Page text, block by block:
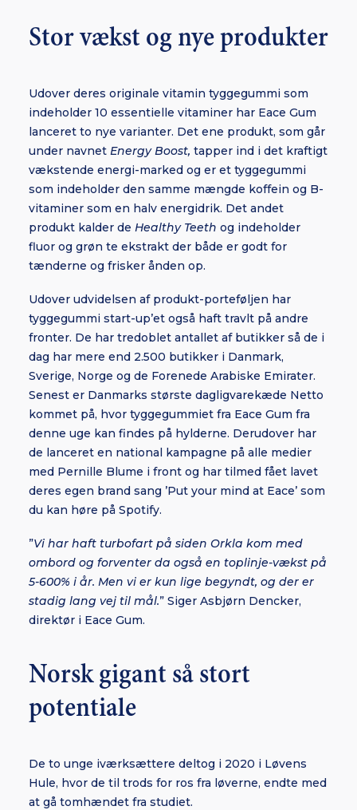
Stor vækst og nye produkter
Udover deres originale vitamin tyggegummi som
indeholder 10 essentielle vitaminer har Eace Gum
lanceret to nye varianter. Det ene produkt, som går
under navnet Energy Boost, tapper ind i det kraftigt
vækstende energi-marked og er et tyggegummi
som indeholder den samme mængde koffein og B-
vitaminer som en halv energidrik. Det andet
produkt kalder de Healthy Teeth og indeholder
fluor og grøn te ekstrakt der både er godt for
tænderne og frisker ånden op.
Udover udvidelsen af produkt-porteføljen har
tyggegummi start-up’et også haft travlt på andre
fronter. De har tredoblet antallet af butikker så de i
dag har mere end 2.500 butikker i Danmark,
Sverige, Norge og de Forenede Arabiske Emirater.
Senest er Danmarks største dagligvarekæde Netto
kommet på, hvor tyggegummiet fra Eace Gum fra
denne uge kan findes på hylderne. Derudover har
de lanceret en national kampagne på alle medier
med Pernille Blume i front og har tilmed fået lavet
deres egen brand sang ’Put your mind at Eace’ som
du kan høre på Spotify.
”Vi har haft turbofart på siden Orkla kom med
ombord og forventer da også en toplinje-vækst på
5-600% i år. Men vi er kun lige begyndt, og der er
stadig lang vej til mål.” Siger Asbjørn Dencker,
direktør i Eace Gum.
Norsk gigant så stort
potentiale
De to unge iværksættere deltog i 2020 i Løvens
Hule, hvor de til trods for ros fra løverne, endte med
at gå tomhændet fra studiet.